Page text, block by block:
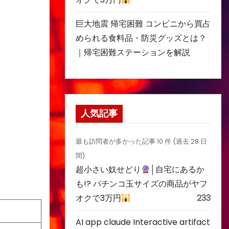
巨大地震 帰宅困難 コンビニから買占
められる食料品・防災グッズとは？
｜帰宅困難ステーションを解説
人気記事
最も訪問者が多かった記事 10 件 (過去 28 日
間)
超小さい奴せどり
│自宅にあるか
も!? パチンコ玉サイズの商品がヤフ
オクで3万円
233
AI app claude Interactive artifact